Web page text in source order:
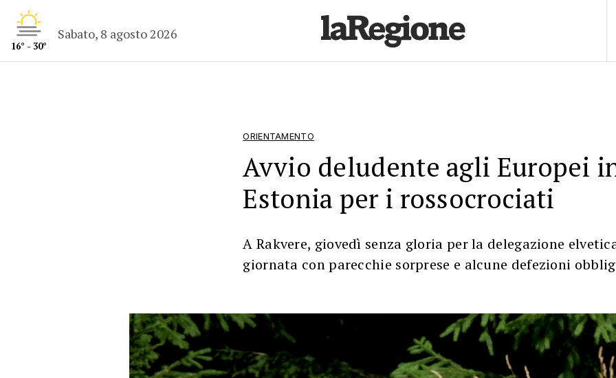
16° - 30°
Sabato, 8 agosto 2026
ORIENTAMENTO
Avvio deludente agli Europei
Estonia per i rossocrociati
A Rakvere, giovedì senza gloria per la delegazione
giornata con parecchie sorprese e alcune defezioni